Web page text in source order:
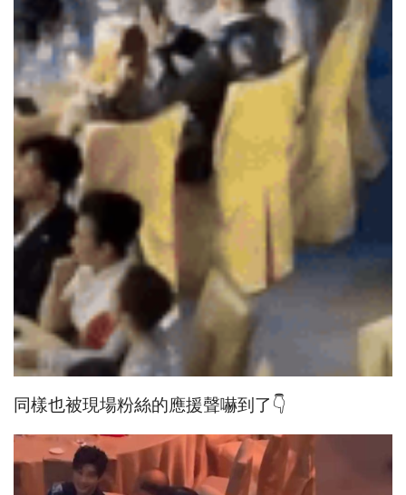
同樣也被現場粉絲的應援聲嚇到了👇